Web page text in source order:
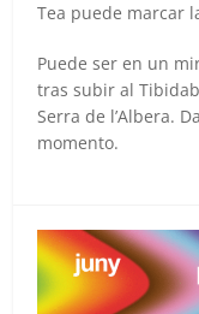
Tea puede marcar
Puede ser en un
tras subir al
Serra de l’Albera.
momento.